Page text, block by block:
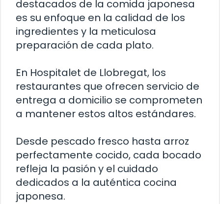
destacados de la comida japonesa
es su enfoque en la calidad de los
ingredientes y la meticulosa
preparación de cada plato.
En Hospitalet de Llobregat, los
restaurantes que ofrecen servicio de
entrega a domicilio se comprometen
a mantener estos altos estándares.
Desde pescado fresco hasta arroz
perfectamente cocido, cada bocado
refleja la pasión y el cuidado
dedicados a la auténtica cocina
japonesa.